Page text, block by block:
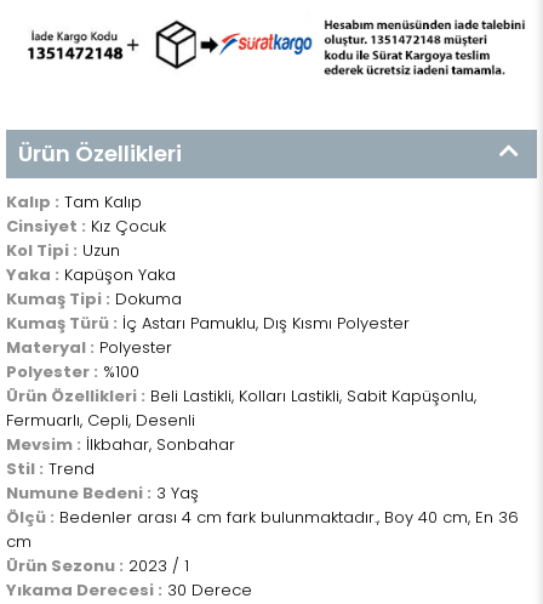
Ürün Özellikleri
Kalıp : Tam Kalıp
Cinsiyet : Kız Çocuk
Kol Tipi : Uzun
Yaka : Kapüşon Yaka
Kumaş Tipi : Dokuma
Kumaş Türü : İç Astarı Pamuklu, Dış Kısmı Polyester
Materyal : Polyester
Polyester : %100
Ürün Özellikleri : Beli Lastikli, Kolları Lastikli, Sabit Kapüşonlu,
Fermuarlı, Cepli, Desenli
Mevsim : İlkbahar, Sonbahar
Stil : Trend
Numune Bedeni : 3 Yaş
Ölçü : Bedenler arası 4 cm fark bulunmaktadır., Boy 40 cm, En 36
cm
Ürün Sezonu : 2023 / 1
Yıkama Derecesi : 30 Derece